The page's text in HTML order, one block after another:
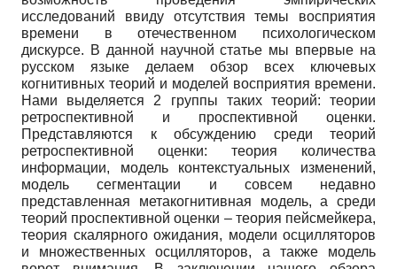
исследований ввиду отсутствия темы восприятия
времени в отечественном психологическом
дискурсе. В данной научной статье мы впервые на
русском языке делаем обзор всех ключевых
когнитивных теорий и моделей восприятия времени.
Нами выделяется 2 группы таких теорий: теории
ретроспективной и проспективной оценки.
Представляются к обсуждению среди теорий
ретроспективной оценки: теория количества
информации, модель контекстуальных изменений,
модель сегментации и совсем недавно
представленная метакогнитивная модель, а среди
теорий проспективной оценки – теория пейсмейкера,
теория скалярного ожидания, модели осцилляторов
и множественных осцилляторов, а также модель